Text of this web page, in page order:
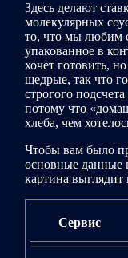
Здесь делают
молекулярных
то, что мы любим
упакованное в
хочет готовить,
щедрые, так что
строгого
потому что
хлеба, чем
Чтобы вам было
основные данные
картина
Сервис